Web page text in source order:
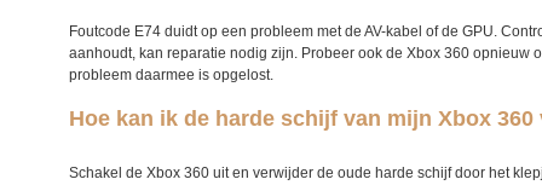
Foutcode E74 duidt op een probleem met de AV-kabel of de GPU.
aanhoudt, kan reparatie nodig zijn. Probeer ook de Xbox 360 opnieuw
probleem daarmee is opgelost.
Hoe kan ik de harde schijf van mijn Xbox 360
Schakel de Xbox 360 uit en verwijder de oude harde schijf door het